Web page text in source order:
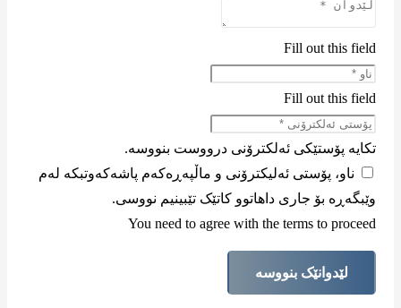
Fill out this field
Fill out this field
تکایە پۆستێکی ئەلکترۆنی درووست بنووسە.
ناو، پۆستی ئەلیکترۆنی و ماڵپەڕەکەم پاشەکەوتبکە لەم
وێبگەڕە بۆ جاری داهاتوو کاتێک تێبینیم نووسی.
You need to agree with the terms to proceed
لێدوانێک بنووسە